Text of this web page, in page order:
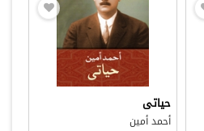
حياتى
أحمد أمين